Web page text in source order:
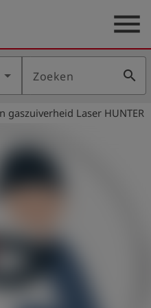
menu
Zoeken search
gaszuiverheid Laser HUNTER